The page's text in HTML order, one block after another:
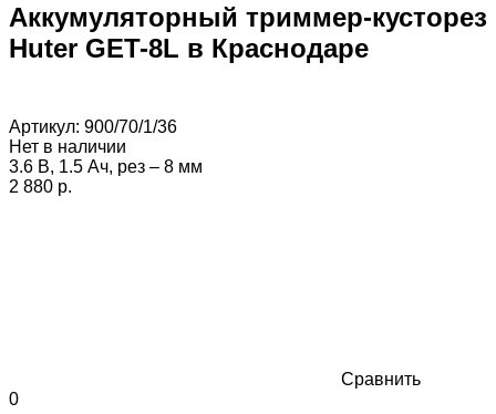
Аккумуляторный триммер-кусторез
Huter GET-8L в Краснодаре
Артикул: 900/70/1/36
Нет в наличии
3.6 В, 1.5 Ач, рез – 8 мм
2 880 p.
Сравнить
0